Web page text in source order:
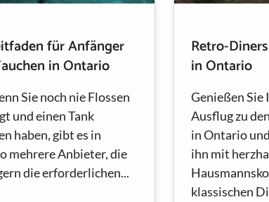
für Anfänger
in Ontario
Sie noch nie Flossen
und einen Tank
haben, gibt es in
mehrere Anbieter, die
die erforderlichen...
Retro-
in Ontario
Genießen Sie
Ausflug zu
in Ontario
ihn mit
klassischen